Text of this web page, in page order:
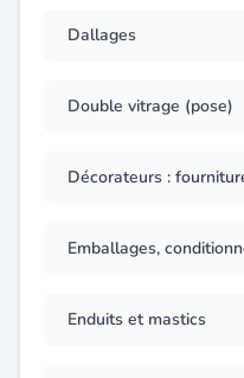
Dallages
Double vitrage (pose)
Décorateurs :
Emballages,
Enduits et mastics